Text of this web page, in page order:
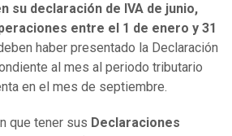
su declaración de IVA de junio,
entre el 1 de enero y 31
haber presentado la Declaración
al mes al periodo tributario
en el mes de septiembre.
que tener sus Declaraciones